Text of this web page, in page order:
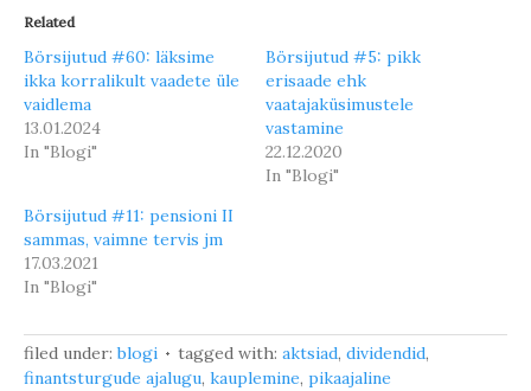
Related
Börsijutud #60: läksime
ikka korralikult vaadete üle
vaidlema
13.01.2024
In "Blogi"
Börsijutud #5: pikk
erisaade ehk
vaatajaküsimustele
vastamine
22.12.2020
In "Blogi"
Börsijutud #11: pensioni II
sammas, vaimne tervis jm
17.03.2021
In "Blogi"
filed under:blogi tagged with: aktsiad, dividendid,
finantsturgude ajalugu, kauplemine, pikaajaline